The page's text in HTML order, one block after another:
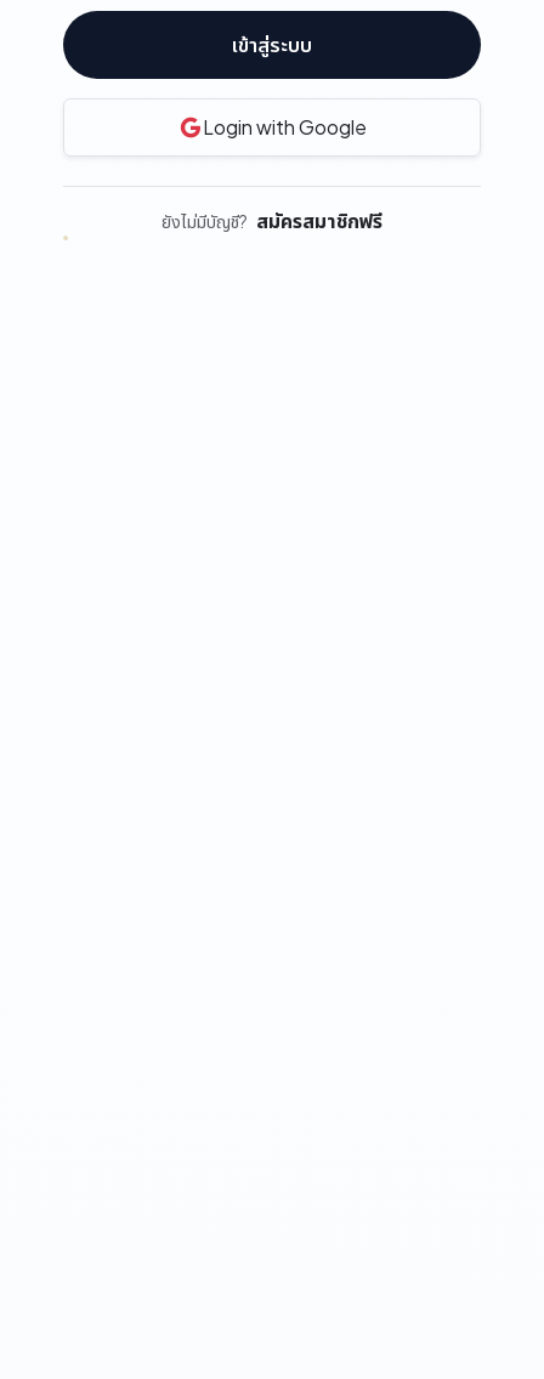
เข้าสู่ระบบ
Login with Google
ยังไม่มีบัญชี? สมัครสมาชิกฟรี